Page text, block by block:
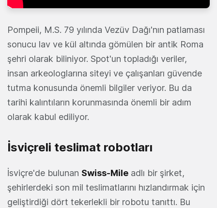
Pompeii, M.S. 79 yılında Vezüv Dağı'nın patlaması
sonucu lav ve kül altında gömülen bir antik Roma
şehri olarak biliniyor. Spot'un topladığı veriler,
insan arkeologlarına siteyi ve çalışanları güvende
tutma konusunda önemli bilgiler veriyor. Bu da
tarihi kalıntıların korunmasında önemli bir adım
olarak kabul ediliyor.
İsviçreli teslimat robotları
İsviçre'de bulunan Swiss-Mile adlı bir şirket,
şehirlerdeki son mil teslimatlarını hızlandırmak için
geliştirdiği dört tekerlekli bir robotu tanıttı. Bu